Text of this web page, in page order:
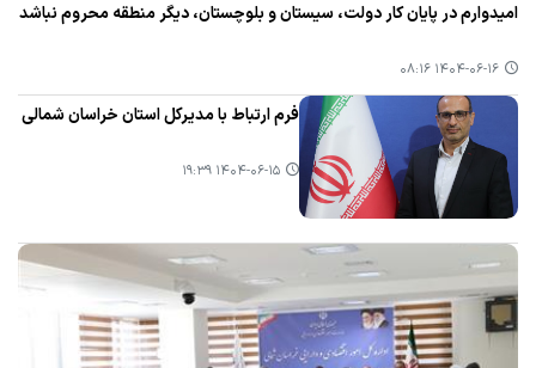
امیدوارم در پایان كار دولت، سیستان و بلوچستان، دیگر منطقه محروم نباشد
۱۴۰۴-۰۶-۱۶ ۰۸:۱۶
فرم ارتباط با مدیرکل استان خراسان شمالی
۱۴۰۴-۰۶-۱۵ ۱۹:۳۹